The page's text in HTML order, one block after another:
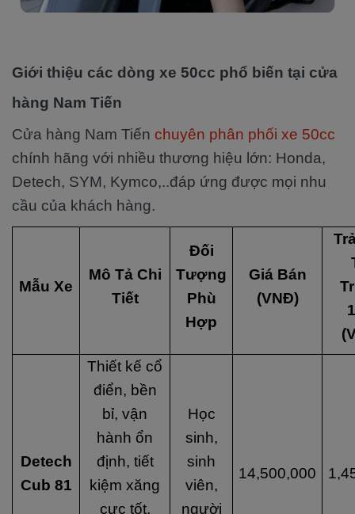
Giới thiệu các dòng xe 50cc phổ biến tại cửa
hàng Nam Tiến
Cửa hàng Nam Tiến chuyên phân phối xe 50cc
chính hãng với nhiều thương hiệu lớn: Honda,
Detech, SYM, Kymco,..đáp ứng được mọi nhu
cầu của khách hàng.
Mẫu Xe
Mô Tả Chi
Tiết
Đối
Tượng
Phù
Hợp
Giá Bán
(VNĐ)
Detech
Cub 81
Thiết kế cổ
điển, bền
bỉ, vận
hành ổn
định, tiết
kiệm xăng
cực tốt,
Học
sinh,
sinh
viên,
người
14,500,000